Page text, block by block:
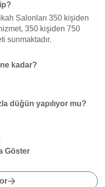
Salonları 350 kişiden
350 kişiden 750
sunmaktadır.
kadar?
düğün yapılıyor mu?
Göster